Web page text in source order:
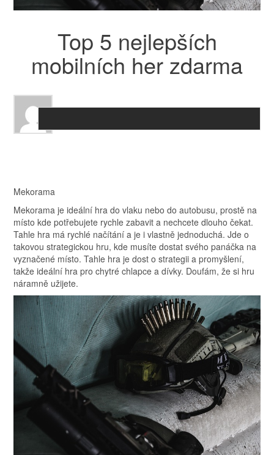
Top 5 nejlepších
mobilních her zdarma
Mekorama
Mekorama je ideální hra do vlaku nebo do autobusu, prostě na
místo kde potřebujete rychle zabavit a nechcete dlouho čekat.
Tahle hra má rychlé načítání a je i vlastně jednoduchá. Jde o
takovou strategickou hru, kde musíte dostat svého panáčka na
vyznačené místo. Tahle hra je dost o strategii a promyšlení,
takže ideální hra pro chytré chlapce a dívky. Doufám, že si hru
náramně užijete.